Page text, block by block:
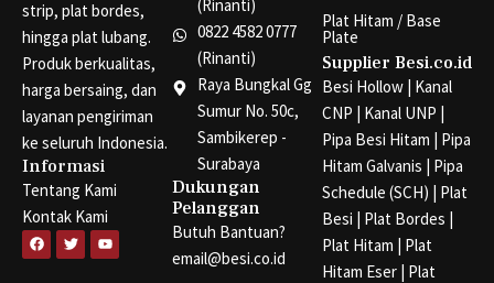
strip, plat bordes,
hingga plat lubang.
Produk berkualitas,
harga bersaing, dan
layanan pengiriman
ke seluruh Indonesia.
Informasi
Tentang Kami
Kontak Kami
F
a
c
T
w
i
Y
o
u
(Rinanti)
0822 4582 0777
(Rinanti)
Raya Bungkal Gg
Sumur No. 50c,
Sambikerep -
Surabaya
Dukungan
Pelanggan
Butuh Bantuan?
email@besi.co.id
Plat Hitam / Base
Plate
Supplier Besi.co.id
Besi Hollow | Kanal
CNP | Kanal UNP |
Pipa Besi Hitam | Pipa
Hitam Galvanis | Pipa
Schedule (SCH) | Plat
Besi | Plat Bordes |
Plat Hitam | Plat
Hitam Eser | Plat